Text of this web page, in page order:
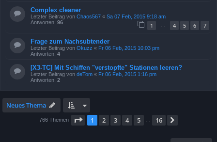
Complex cleaner
Letzter Beitrag von Chaos567 « Sa 07 Feb, 2015 9:18 am
Antworten: 96 1 4 5 6 7
Frage zum Nachsubtender
Letzter Beitrag von Okuzz « Fr 06 Feb, 2015 10:03 pm
Antworten: 4
[X3-TC] Mit Schiffen "verstopfte" Stationen leeren?
Letzter Beitrag von deTom « Fr 06 Feb, 2015 1:16 pm
Antworten: 2
Neues Thema
766 Themen Seite 1von
1 2 3 4 5 16